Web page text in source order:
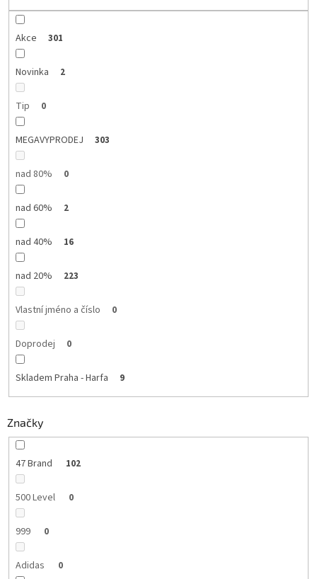
Akce 301
Novinka 2
Tip 0
MEGAVYPRODEJ 303
nad 80% 0
nad 60% 2
nad 40% 16
nad 20% 223
Vlastní jméno a číslo 0
Doprodej 0
Skladem Praha - Harfa 9
Značky
47 Brand 102
500 Level 0
999 0
Adidas 0